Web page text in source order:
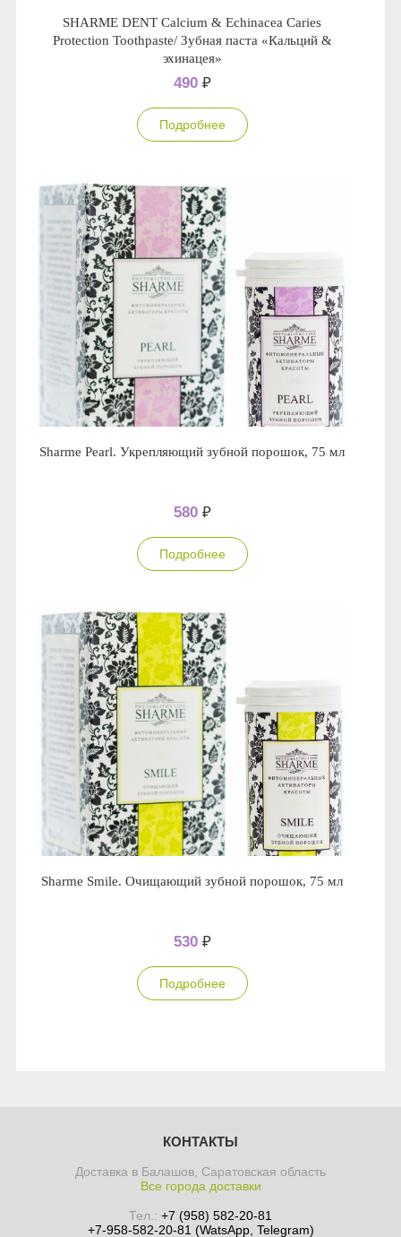
SHARME DENT Сalcium & Echinacea Сaries
Protection Toothpaste/ Зубная паста «Кальций &
эхинацея»
490 ₽
Подробнее
Sharme Pearl. Укрепляющий зубной порошок, 75 мл
580 ₽
Подробнее
Sharme Smile. Очищающий зубной порошок, 75 мл
530 ₽
Подробнее
КОНТАКТЫ
Доставка в Балашов, Саратовская область
Все города доставки
Тел.: +7 (958) 582-20-81
+7-958-582-20-81 (WatsApp, Telegram)